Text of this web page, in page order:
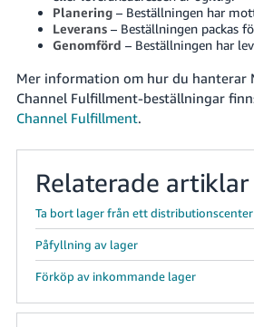
Planering– Beställningen har
Leverans– Beställningen packas
Genomförd – Beställningen har
Mer information om hur du hanterar
Channel Fulfillment-beställningar
Channel Fulfillment.
Relaterade artiklar
Ta bort lager från ett distributionscenter
Påfyllning av lager
Förköp av inkommande lager